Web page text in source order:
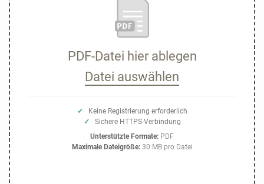
PDF-Datei hier ablegen
Datei auswählen
✓
Keine Registrierung erforderlich
✓
Sichere HTTPS-Verbindung
Unterstützte Formate: PDF
Maximale Dateigröße:30 MB pro Datei